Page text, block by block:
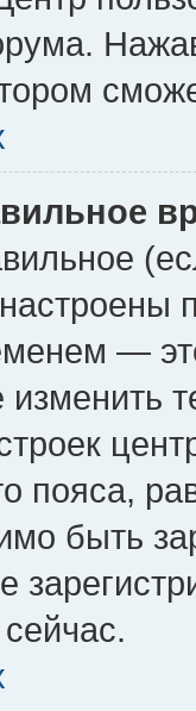
—
пояса,
быть